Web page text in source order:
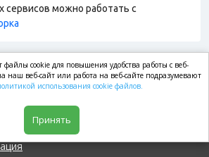
сервисов можно работать с
файлы cookie для повышения удобства работы с веб-
наш веб-сайт или работа на веб-сайте подразумевают
использования cookie файлов.
Принять